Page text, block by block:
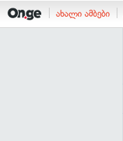
ახალი ამბები